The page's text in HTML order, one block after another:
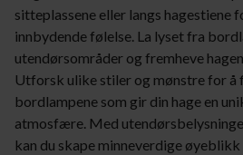
sitteplassene eller langs hagestiene
innbydende følelse. La lyset fra
utendørsområder og fremheve
Utforsk ulike stiler og mønstre for å
bordlampene som gir din hage en
atmosfære. Med
kan du skape minneverdige øyeblikk